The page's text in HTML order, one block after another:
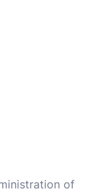
of